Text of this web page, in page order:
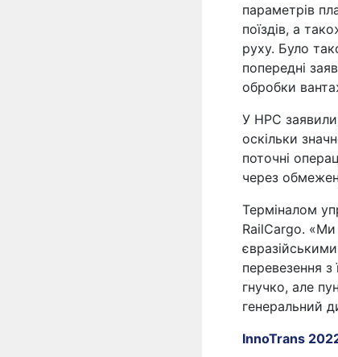
параметрів
поїздів, а
руху. Було
попередні
обробки
У HPC
оскільки
поточні
через
Терміналом
RailCargo.
перевезення
гнучко, але
генеральний
InnoTrans